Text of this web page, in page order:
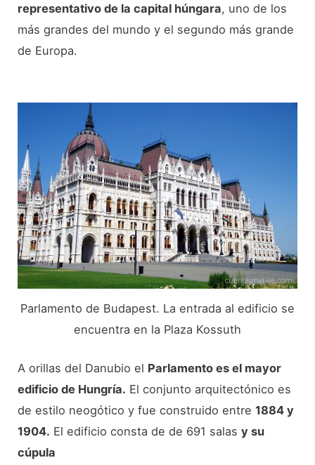
representativo de la capital húngara, uno de los
más grandes del mundo y el segundo más grande
de Europa.
Parlamento de Budapest. La entrada al edificio se
encuentra en la Plaza Kossuth
A orillas del Danubio el Parlamento es el mayor
edificio de Hungría. El conjunto arquitectónico es
de estilo neogótico y fue construido entre1884 y
1904. El edificio consta de de 691 salasy su
cúpula